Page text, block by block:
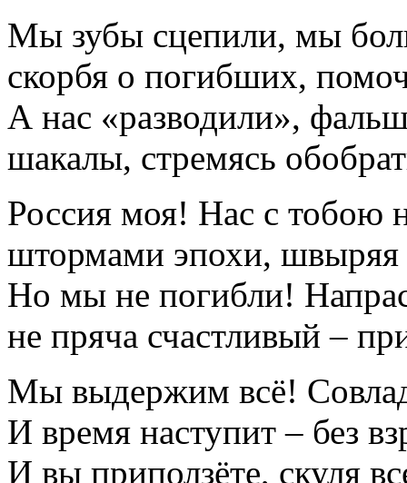
Мы зубы сцепили, мы
скорбя о погибших,
А нас «разводили»,
шакалы, стремясь
Россия моя! Нас с тобою
штормами эпохи, швыряя
Но мы не погибли!
не пряча счастливый –
Мы выдержим всё!
И время наступит – без
И вы приползёте, скуля